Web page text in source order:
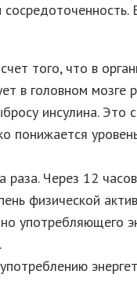
того, что в
в головном
инсулина. Это
Через 12
физической
употребляющего